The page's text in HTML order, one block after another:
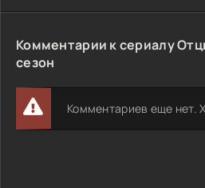
Комментарии к сериалу
сезон
Комментариев еще нет.